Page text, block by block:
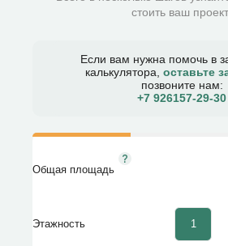
стоить ваш
Если вам нужна помочь в
калькулятора, оставьте
позвоните нам:
+7 926157-29-30​
Общая площадь
Этажность 1